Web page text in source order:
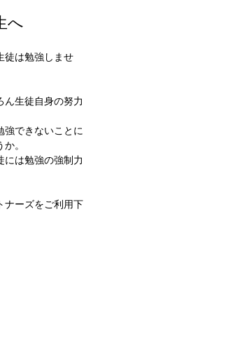
へ
徒は勉強しませ
ん生徒自身の努力
強できないことに
。
には勉強の強制力
ナーズをご利用下